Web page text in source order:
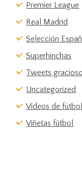
Premier League
Real Madrid
Selección
Superhinchas
Tweets
Uncategorized
Vídeos de fútbol
Viñetas fútbol